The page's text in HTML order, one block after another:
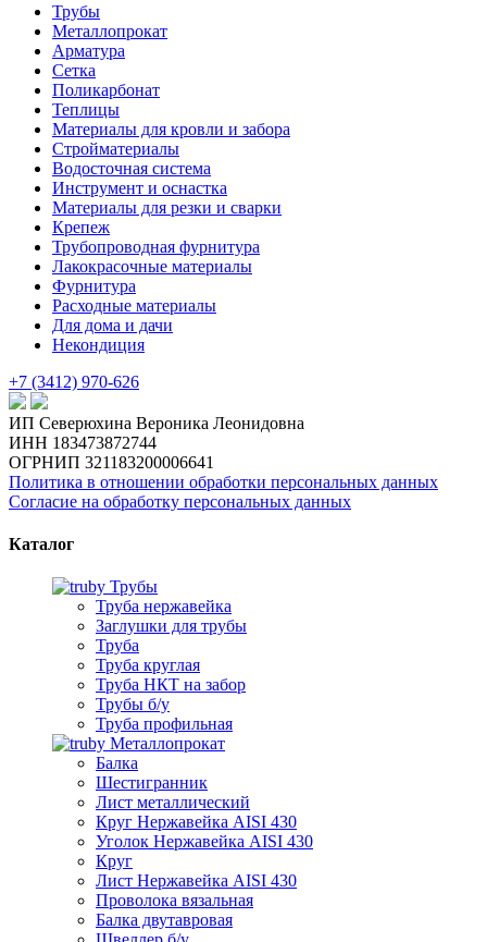
Трубы
Металлопрокат
Арматура
Сетка
Поликарбонат
Теплицы
Материалы для кровли и забора
Стройматериалы
Водосточная система
Инструмент и оснастка
Материалы для резки и сварки
Крепеж
Трубопроводная фурнитура
Лакокрасочные материалы
Фурнитура
Расходные материалы
Для дома и дачи
Некондиция
+7 (3412) 970-626
ИП Северюхина Вероника Леонидовна
ИНН 183473872744
ОГРНИП 321183200006641
Политика в отношении обработки персональных данных
Согласие на обработку персональных данных
Каталог
Трубы
Труба нержавейка
Заглушки для трубы
Труба
Труба круглая
Труба НКТ на забор
Трубы б/у
Труба профильная
Металлопрокат
Балка
Шестигранник
Лист металлический
Круг Нержавейка AISI 430
Уголок Нержавейка AISI 430
Круг
Лист Нержавейка AISI 430
Проволока вязальная
Балка двутавровая